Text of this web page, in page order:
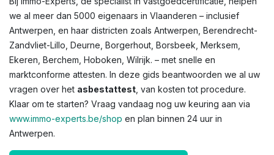
we al meer dan 5000 eigenaars in Vlaanderen – inclusief
Antwerpen, en haar districten zoals Antwerpen, Berendrecht-
Zandvliet-Lillo, Deurne, Borgerhout, Borsbeek, Merksem,
Ekeren, Berchem, Hoboken, Wilrijk. – met snelle en
marktconforme attesten. In deze gids beantwoorden we al uw
vragen over het asbestattest , van kosten tot procedure.
Klaar om te starten? Vraag vandaag nog uw keuring aan via
www.immo-experts.be/shop en plan binnen 24 uur in
Antwerpen.